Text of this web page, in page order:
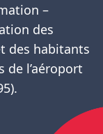
–
des
des habitants
l’aéroport